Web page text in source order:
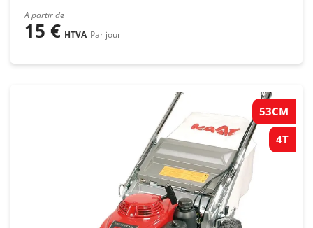
A partir de
15 € HTVA Par jour
53CM
4T